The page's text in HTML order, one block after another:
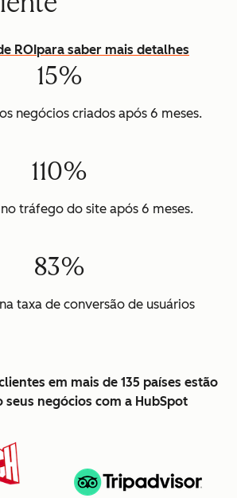
ROIpara saber mais detalhes
15%
negócios criados após 6 meses.
110%
tráfego do site após 6 meses.
83%
taxa de conversão de usuários
em mais de 135 países estão
seus negócios com a HubSpot